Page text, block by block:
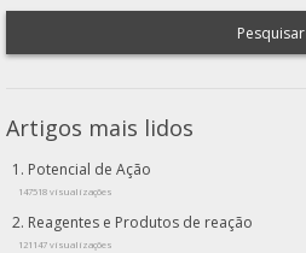
Pesquisar
Artigos mais lidos
Potencial de Ação
147518 visualizações
Reagentes e Produtos de reação
121147 visualizações